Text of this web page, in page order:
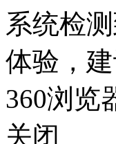
系统检
体验，
360浏览
关闭